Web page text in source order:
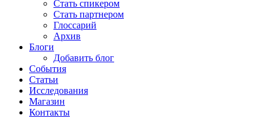
Стать спикером
Стать партнером
Глоссарий
Архив
Блоги
Добавить блог
События
Статьи
Исследования
Магазин
Контакты